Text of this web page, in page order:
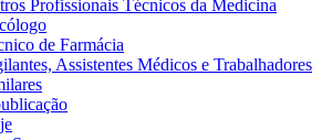
Profissionais Técnicos da Medicina
de Farmácia
Assistentes Médicos e Trabalhadores